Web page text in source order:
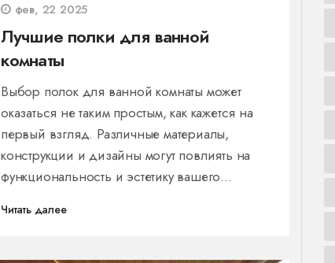
фев, 22 2025
Лучшие полки для ванной
комнаты
Выбор полок для ванной комнаты может
оказаться не таким простым, как кажется на
первый взгляд. Различные материалы,
конструкции и дизайны могут повлиять на
функциональность и эстетику вашего
которые лучше подходят для влажной
Читать далее